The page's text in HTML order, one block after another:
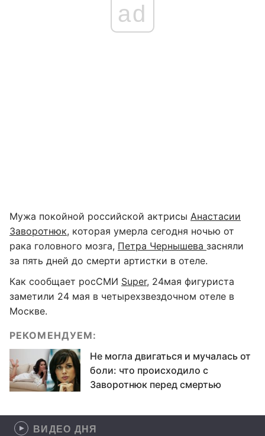
ad
Мужа покойной российской актрисы Анастасии
Заворотнюк, которая умерла сегодня ночью от
рака головного мозга, Петра Чернышева засняли
за пять дней до смерти артистки в отеле.
Как сообщает росСМИ Super, 24мая фигуриста
заметили 24 мая в четырехзвездочном отеле в
Москве.
РЕКОМЕНДУЕМ:
Не могла двигаться и мучалась от
боли: что происходило с
Заворотнюк перед смертью
ВИДЕО ДНЯ